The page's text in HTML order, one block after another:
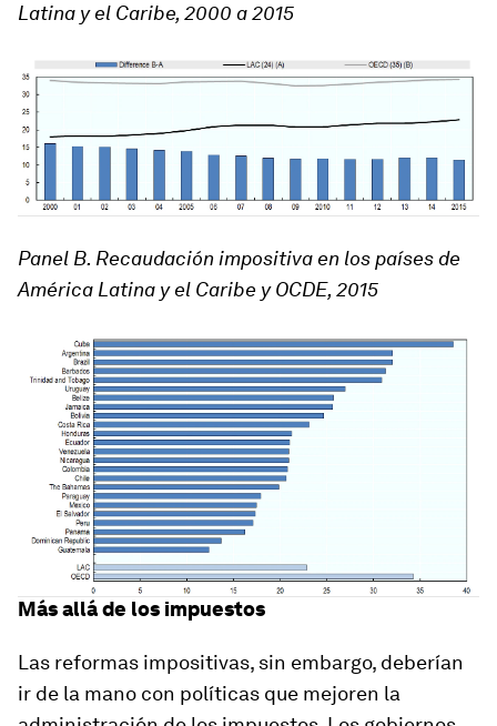
Latina y el Caribe, 2000 a 2015
Panel B. Recaudación impositiva en los países de
América Latina y el Caribe y OCDE, 2015
Más allá de los impuestos
Las reformas impositivas, sin embargo, deberían
ir de la mano con políticas que mejoren la